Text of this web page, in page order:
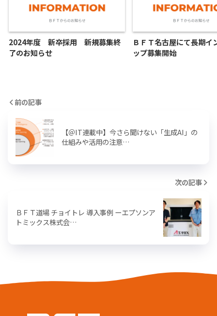
2024年度 新卒採用 新規募集終
了のお知らせ
ＢＦＴ名古屋にて長期イ
ップ募集開始
前の記事
【＠IT連載中】今さら聞けない「生成AI」の
仕組みや活用の注意…
次の記事
ＢＦＴ道場 チョイトレ 導入事例 ーエプソンア
トミックス株式会…